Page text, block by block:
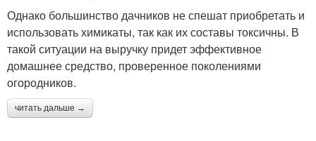
Однако большинство дачников не спешат приобретать и
использовать химикаты, так как их составы токсичны. В
такой ситуации на выручку придет эффективное
домашнее средство, проверенное поколениями
огородников.
читать дальше →